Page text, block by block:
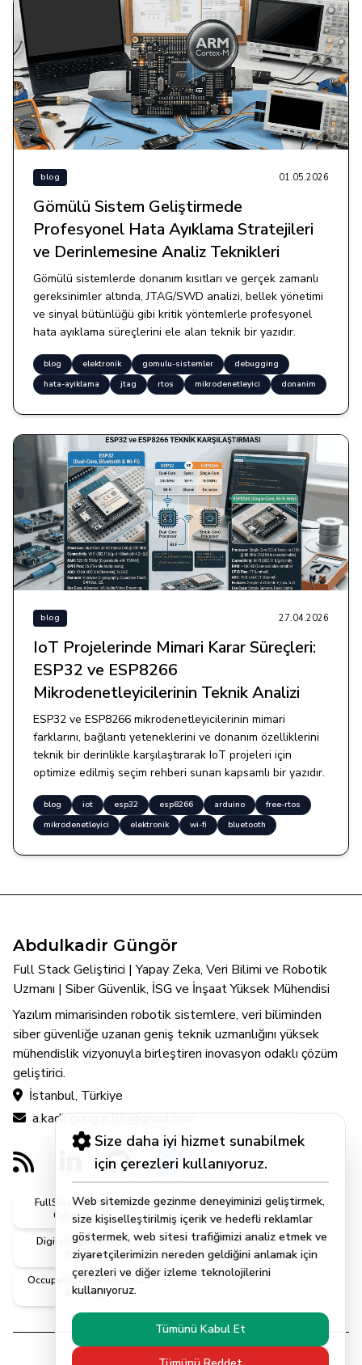
Size daha iyi hizmet sunabilmek
için çerezleri kullanıyoruz.
Web sitemizde gezinme deneyiminizi geliştirmek,
size kişiselleştirilmiş içerik ve hedefli reklamlar
göstermek, web sitesi trafiğimizi analiz etmek ve
ziyaretçilerimizin nereden geldiğini anlamak için
çerezleri ve diğer izleme teknolojilerini
kullanıyoruz.
Tümünü Kabul Et
blog 01.05.2026
Gömülü Sistem Geliştirmede
Profesyonel Hata Ayıklama Stratejileri
ve Derinlemesine Analiz Teknikleri
Gömülü sistemlerde donanım kısıtları ve gerçek zamanlı
gereksinimler altında, JTAG/SWD analizi, bellek yönetimi
ve sinyal bütünlüğü gibi kritik yöntemlerle profesyonel
hata ayıklama süreçlerini ele alan teknik bir yazıdır.
blog elektronik gomulu-sistemler
debugging
hata-ayiklama
jtag rtos mikrodenetleyici donanim
blog 27.04.2026
IoT Projelerinde Mimari Karar Süreçleri:
ESP32 ve ESP8266
Mikrodenetleyicilerinin Teknik Analizi
ESP32 ve ESP8266 mikrodenetleyicilerinin mimari
farklarını, bağlantı yeteneklerini ve donanım özelliklerini
teknik bir derinlikle karşılaştırarak IoT projeleri için
optimize edilmiş seçim rehberi sunan kapsamlı bir yazıdır.
blog iot esp32 esp8266 arduino
free-rtos
mikrodenetleyici
elektronik wi-fi bluetooth
Abdulkadir Güngör
Full Stack Geliştirici | Yapay Zeka, Veri Bilimi ve Robotik
Uzmanı | Siber Güvenlik, İSG ve İnşaat Yüksek Mühendisi
Yazılım mimarisinden robotik sistemlere, veri biliminden
siber güvenliğe uzanan geniş teknik uzmanlığını yüksek
mühendislik vizyonuyla birleştiren inovasyon odaklı çözüm
geliştirici.
İstanbul, Türkiye
a.kadir.gungor.86@gmail.com
FullStack, Software &
Cybersecurity
AI, DataScience &
Robotics
DigitalEngineering &
Systems
CivilEngineering &
MScEngineer
OccupationalHealth, ISG
& Safety